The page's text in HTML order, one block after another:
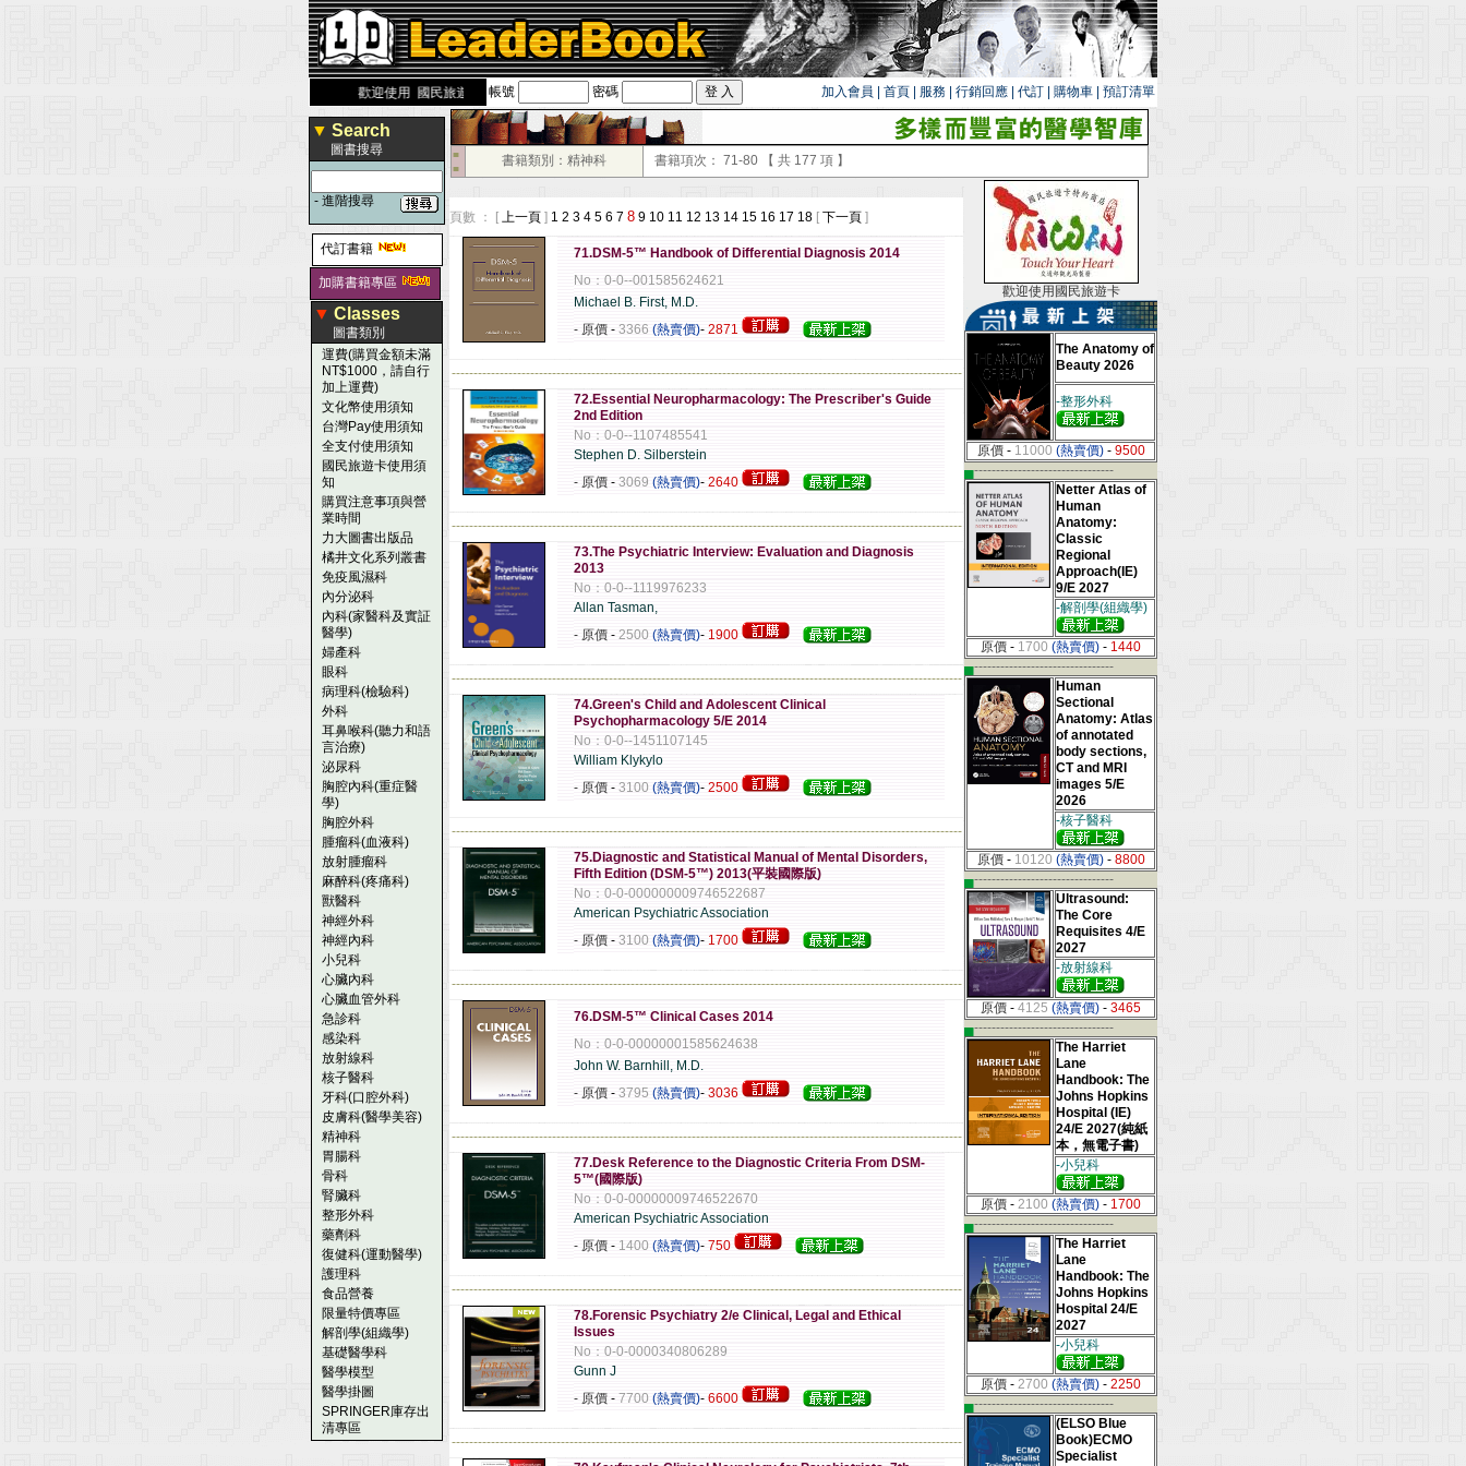
歡迎使用 國民旅遊卡！！ 帳號 密碼 加入會員 首頁 服務 行銷回應 代訂 購物車 預訂清單
▼ Search
圖書搜尋
- 進階搜尋
代訂書籍
加購書籍專區
▼ Classes
圖書類別
運費(購買金額未滿
NT$1000，請自行
加上運費)
文化幣使用須知
台灣Pay使用須知
全支付使用須知
國民旅遊卡使用須
知
購買注意事項與營
業時間
力大圖書出版品
橘井文化系列叢書
免疫風濕科
內分泌科
內科(家醫科及實証
醫學)
婦產科
眼科
病理科(檢驗科)
外科
耳鼻喉科(聽力和語
言治療)
泌尿科
胸腔內科(重症醫
學)
胸腔外科
腫瘤科(血液科)
放射腫瘤科
麻醉科(疼痛科)
獸醫科
神經外科
神經內科
小兒科
心臟內科
心臟血管外科
急診科
感染科
放射線科
核子醫科
牙科(口腔外科)
皮膚科(醫學美容)
精神科
胃腸科
骨科
腎臟科
整形外科
藥劑科
復健科(運動醫學)
護理科
食品營養
限量特價專區
解剖學(組織學)
基礎醫學科
醫學模型
醫學掛圖
SPRINGER庫存出
清專區
■
■
書籍類別：精神科 書籍項次： 71-80 【 共 177 項 】
頁數 ： [ 上一頁 ] 1 2 3 4 5 6 7 8 9 10 11 12 13 14 15 16 17 18 [ 下一頁 ]
71.DSM-5™ Handbook of Differential Diagnosis 2014
No：0-0--001585624621
Michael B. First, M.D.
- 原價 - 3366 (熱賣價)- 2871
---------------------------------------------------------------------------------------------------------------------
72.Essential Neuropharmacology: The Prescriber's Guide
2nd Edition
No：0-0--1107485541
Stephen D. Silberstein
- 原價 - 3069 (熱賣價)- 2640
---------------------------------------------------------------------------------------------------------------------
73.The Psychiatric Interview: Evaluation and Diagnosis
2013
No：0-0--1119976233
Allan Tasman,
- 原價 - 2500 (熱賣價)- 1900
---------------------------------------------------------------------------------------------------------------------
74.Green's Child and Adolescent Clinical
Psychopharmacology 5/E 2014
No：0-0--1451107145
William Klykylo
- 原價 - 3100 (熱賣價)- 2500
---------------------------------------------------------------------------------------------------------------------
75.Diagnostic and Statistical Manual of Mental Disorders,
Fifth Edition (DSM-5™) 2013(平裝國際版)
No：0-0-000000009746522687
American Psychiatric Association
- 原價 - 3100 (熱賣價)- 1700
---------------------------------------------------------------------------------------------------------------------
76.DSM-5™ Clinical Cases 2014
No：0-0-00000001585624638
John W. Barnhill, M.D.
- 原價 - 3795 (熱賣價)- 3036
---------------------------------------------------------------------------------------------------------------------
77.Desk Reference to the Diagnostic Criteria From DSM-
5™(國際版)
No：0-0-00000009746522670
American Psychiatric Association
- 原價 - 1400 (熱賣價)- 750
---------------------------------------------------------------------------------------------------------------------
78.Forensic Psychiatry 2/e Clinical, Legal and Ethical
Issues
No：0-0-0000340806289
Gunn J
- 原價 - 7700 (熱賣價)- 6600
---------------------------------------------------------------------------------------------------------------------
歡迎使用國民旅遊卡
The Anatomy of
Beauty 2026
-整形外科
原價 - 11000 (熱賣價) - 9500
▄--------------------------------
Netter Atlas of
Human
Anatomy:
Classic
Regional
Approach(IE)
9/E 2027
-解剖學(組織學)
原價 - 1700 (熱賣價) - 1440
▄--------------------------------
Human
Sectional
Anatomy: Atlas
of annotated
body sections,
CT and MRI
images 5/E
2026
-核子醫科
原價 - 10120 (熱賣價) - 8800
▄--------------------------------
Ultrasound:
The Core
Requisites 4/E
2027
-放射線科
原價 - 4125 (熱賣價) - 3465
▄--------------------------------
The Harriet
Lane
Handbook: The
Johns Hopkins
Hospital (IE)
24/E 2027(純紙
本，無電子書)
-小兒科
原價 - 2100 (熱賣價) - 1700
▄--------------------------------
The Harriet
Lane
Handbook: The
Johns Hopkins
Hospital 24/E
2027
-小兒科
原價 - 2700 (熱賣價) - 2250
▄--------------------------------
(ELSO Blue
Book)ECMO
Specialist